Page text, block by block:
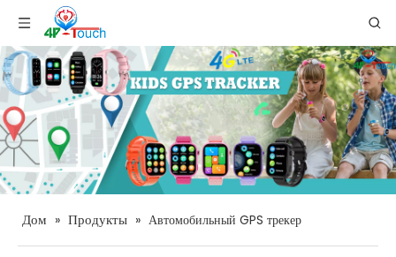
Дом » Продукты » Автомобильный GPS трекер